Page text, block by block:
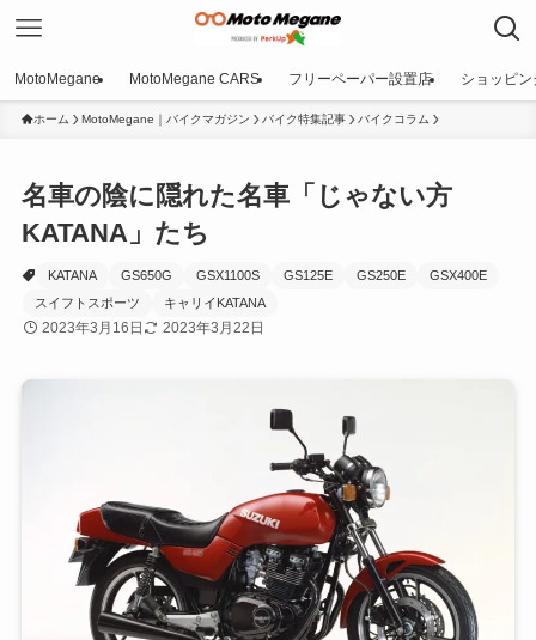
MotoMegane MotoMegane CARS フリーペーパー設置店 ショッピン
ホーム MotoMegane｜バイクマガジン バイク特集記事 バイクコラム
名車の陰に隠れた名車「じゃない方
KATANA」たち
KATANA GS650G GSX1100S GS125E GS250E
GSX400E
スイフトスポーツ
キャリイKATANA
2023年3月16日 2023年3月22日